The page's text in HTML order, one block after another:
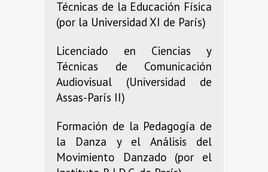
Técnicas de la Educación Física
(por la Universidad XI de París)
Licenciado en Ciencias y
Técnicas de Comunicación
Audiovisual (Universidad de
Assas-París II)
Formación de la Pedagogía de
la Danza y el Análisis del
Movimiento Danzado (por el